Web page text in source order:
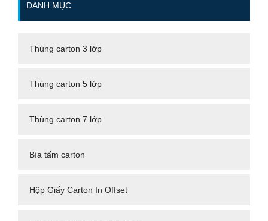
DANH MỤC
Thùng carton 3 lớp
Thùng carton 5 lớp
Thùng carton 7 lớp
Bìa tấm carton
Hộp Giấy Carton In Offset